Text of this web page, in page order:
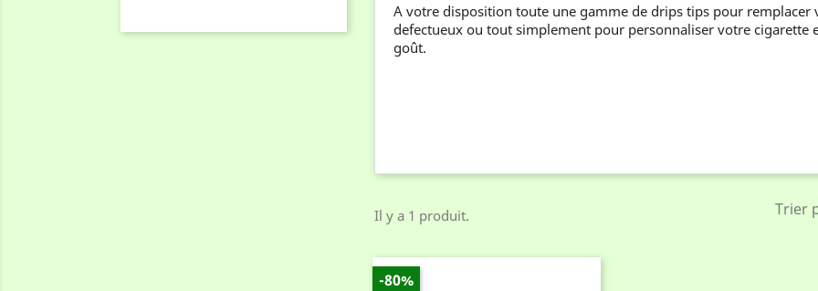
A votre disposition toute une gamme de drips tips pour remplacer
defectueux ou tout simplement pour personnaliser votre cigarette
goût.
Il y a 1 produit.
Trier
-80%